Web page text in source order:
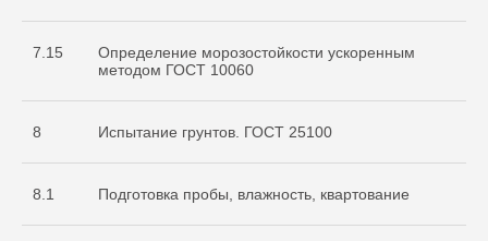
7.15
Определение морозостойкости ускоренным
методом ГОСТ 10060
8 Испытание грунтов. ГОСТ 25100
8.1 Подготовка пробы, влажность, квартование